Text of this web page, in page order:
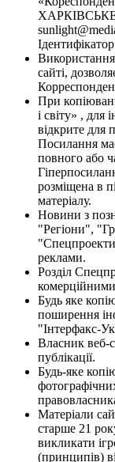
ХАРКІВСЬКЕ
Використання
сайті,
При
і світу» , для
відкрите для
Посилання
повного або
розміщена в
матеріалу.
Новини з
"Регіони",
реклами.
Розділ
Будь яке
поширення
"Інтерфакс-
Власник веб-
публікації.
Будь-яке
Матеріали
старше 21
викликати
(принципів)